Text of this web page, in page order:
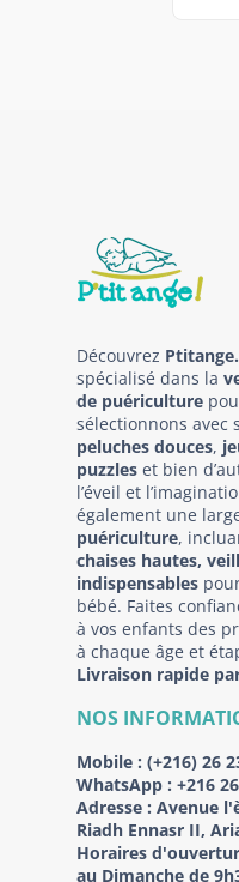
Découvrez
spécialisé dans la
de puériculture
sélectionnons avec
peluches douces,
puzzles et bien
l’éveil et
également une
puériculture,
chaises hautes,
indispensables
bébé. Faites
à vos enfants des
à chaque âge et
Livraison rapide
NOS
Mobile : (+216) 26
WhatsApp : +216
Adresse : Avenue
Riadh Ennasr II,
Horaires
au Dimanche de